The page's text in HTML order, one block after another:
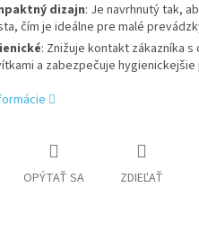
dizajn: Je navrhnutý tak,
čím je ideálne pre malé
: Znižuje kontakt zákazníka s
a zabezpečuje hygienickejšie
OPÝTAŤ SA ZDIEĽAŤ